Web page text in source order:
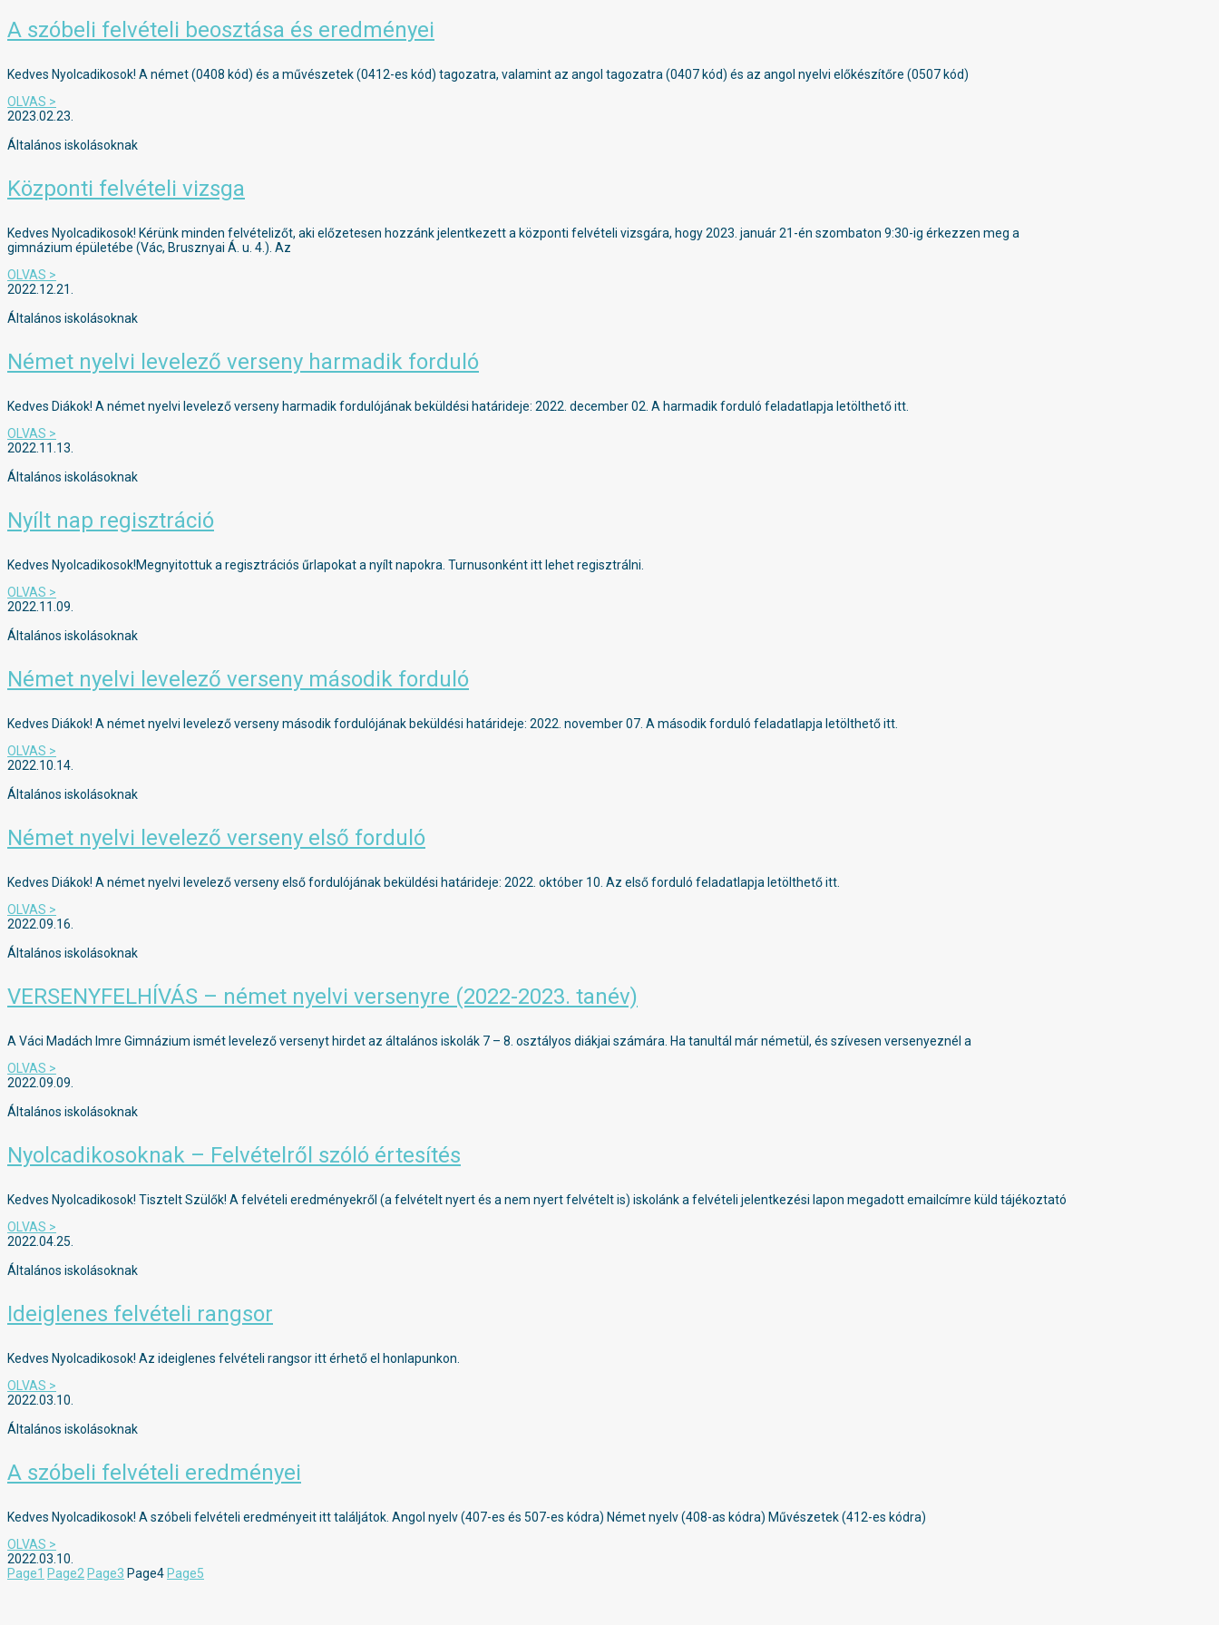
A szóbeli felvételi beosztása és eredményei
Kedves Nyolcadikosok! A német (0408 kód) és a művészetek (0412-es kód) tagozatra, valamint az angol tagozatra (0407 kód) és az angol nyelvi előkészítőre (0507 kód)
OLVAS >
2023.02.23.
Általános iskolásoknak
Központi felvételi vizsga
Kedves Nyolcadikosok! Kérünk minden felvételizőt, aki előzetesen hozzánk jelentkezett a központi felvételi vizsgára, hogy 2023. január 21-én szombaton 9:30-ig érkezzen meg a
gimnázium épületébe (Vác, Brusznyai Á. u. 4.). Az
OLVAS >
2022.12.21.
Általános iskolásoknak
Német nyelvi levelező verseny harmadik forduló
Kedves Diákok! A német nyelvi levelező verseny harmadik fordulójának beküldési határideje: 2022. december 02. A harmadik forduló feladatlapja letölthető itt.
OLVAS >
2022.11.13.
Általános iskolásoknak
Nyílt nap regisztráció
Kedves Nyolcadikosok!Megnyitottuk a regisztrációs űrlapokat a nyílt napokra. Turnusonként itt lehet regisztrálni.
OLVAS >
2022.11.09.
Általános iskolásoknak
Német nyelvi levelező verseny második forduló
Kedves Diákok! A német nyelvi levelező verseny második fordulójának beküldési határideje: 2022. november 07. A második forduló feladatlapja letölthető itt.
OLVAS >
2022.10.14.
Általános iskolásoknak
Német nyelvi levelező verseny első forduló
Kedves Diákok! A német nyelvi levelező verseny első fordulójának beküldési határideje: 2022. október 10. Az első forduló feladatlapja letölthető itt.
OLVAS >
2022.09.16.
Általános iskolásoknak
VERSENYFELHÍVÁS – német nyelvi versenyre (2022-2023. tanév)
A Váci Madách Imre Gimnázium ismét levelező versenyt hirdet az általános iskolák 7 – 8. osztályos diákjai számára. Ha tanultál már németül, és szívesen versenyeznél a
OLVAS >
2022.09.09.
Általános iskolásoknak
Nyolcadikosoknak – Felvételről szóló értesítés
Kedves Nyolcadikosok! Tisztelt Szülők! A felvételi eredményekről (a felvételt nyert és a nem nyert felvételt is) iskolánk a felvételi jelentkezési lapon megadott emailcímre küld tájékoztató
OLVAS >
2022.04.25.
Általános iskolásoknak
Ideiglenes felvételi rangsor
Kedves Nyolcadikosok! Az ideiglenes felvételi rangsor itt érhető el honlapunkon.
OLVAS >
2022.03.10.
Általános iskolásoknak
A szóbeli felvételi eredményei
Kedves Nyolcadikosok! A szóbeli felvételi eredményeit itt találjátok. Angol nyelv (407-es és 507-es kódra) Német nyelv (408-as kódra) Művészetek (412-es kódra)
OLVAS >
2022.03.10.
Page1 Page2 Page3 Page4 Page5